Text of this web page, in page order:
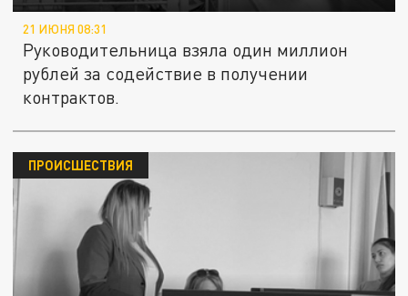
21 ИЮНЯ 08:31
Руководительница взяла один миллион
рублей за содействие в получении
контрактов.
ПРОИСШЕСТВИЯ